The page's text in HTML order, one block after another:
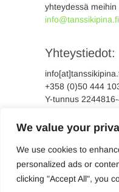
We value your
We use cookies to
personalized ads or
clicking "Accept All", you
yhteydessä meihin
info@tanssikipina.fi
Yhteystiedot:
+358 (0)50 444
Y-tunnus